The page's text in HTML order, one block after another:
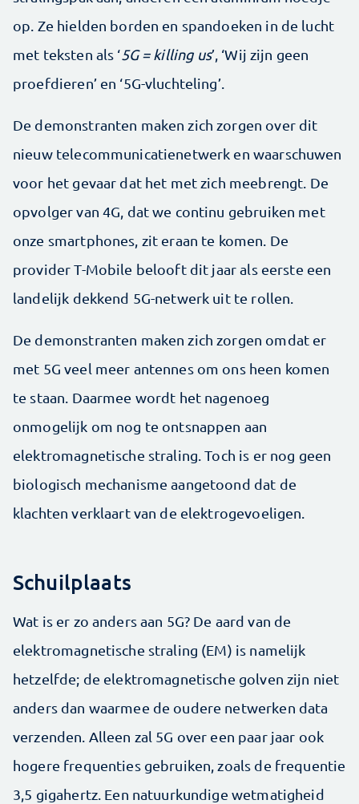
op. Ze hielden borden en spandoeken in de lucht
met teksten als ‘5G = killing us’, ‘Wij zijn geen
proefdieren’ en ‘5G-vluchteling’.
De demonstranten maken zich zorgen over dit
nieuw telecommunicatienetwerk en waarschuwen
voor het gevaar dat het met zich meebrengt. De
opvolger van 4G, dat we continu gebruiken met
onze smartphones, zit eraan te komen. De
provider T-Mobile belooft dit jaar als eerste een
landelijk dekkend 5G-netwerk uit te rollen.
De demonstranten maken zich zorgen omdat er
met 5G veel meer antennes om ons heen komen
te staan. Daarmee wordt het nagenoeg
onmogelijk om nog te ontsnappen aan
elektromagnetische straling. Toch is er nog geen
biologisch mechanisme aangetoond dat de
klachten verklaart van de elektrogevoeligen.
Schuilplaats
Wat is er zo anders aan 5G? De aard van de
elektromagnetische straling (EM) is namelijk
hetzelfde; de elektromagnetische golven zijn niet
anders dan waarmee de oudere netwerken data
verzenden. Alleen zal 5G over een paar jaar ook
hogere frequenties gebruiken, zoals de frequentie
3,5 gigahertz. Een natuurkundige wetmatigheid